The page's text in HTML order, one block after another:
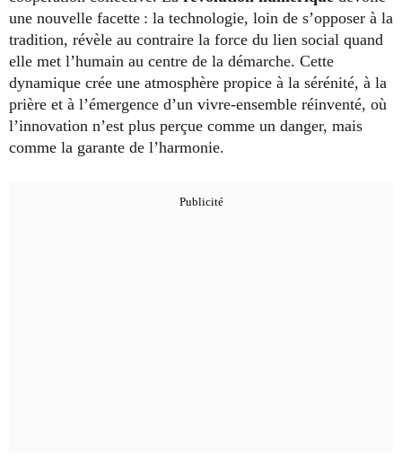
une nouvelle facette : la technologie, loin de s’opposer à la
tradition, révèle au contraire la force du lien social quand
elle met l’humain au centre de la démarche. Cette
dynamique crée une atmosphère propice à la sérénité, à la
prière et à l’émergence d’un vivre-ensemble réinventé, où
l’innovation n’est plus perçue comme un danger, mais
comme la garante de l’harmonie.